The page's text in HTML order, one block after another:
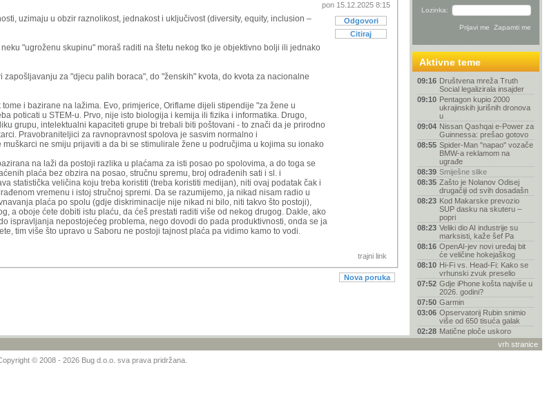
pon 15.12.2025 8:15
Odgovori
Citiraj
uzimaju u obzir raznolikost, jednakost i uključivost (diversity, equity, inclusion –
"ugroženu skupinu" moraš raditi na štetu nekog tko je objektivno bolji ili jednako
za "djecu palih boraca", do "ženskih" kvota, do kvota za nacionalne
i bazirane na lažima. Evo, primjerice, Oriflame dijeli stipendije "za žene u
poticati u STEM-u. Prvo, nije isto biologija i kemija ili fizika i informatika. Drugo,
grupu, intelektualni kapaciteti grupe bi trebali biti poštovani - to znači da je prirodno
Pravobraniteljici za ravnopravnost spolova je sasvim normalno i
ne smiju prijaviti a da bi se stimulirale žene u područjima u kojima su ionako
na laži da postoji razlika u plaćama za isti posao po spolovima, a do toga se
plaća bez obzira na posao, stručnu spremu, broj odrađenih sati i sl. i
statistička veličina koju treba koristiti (treba koristiti medijan), niti ovaj podatak čak i
vremenu i istoj stručnoj spremi. Da se razumijemo, ja nikad nisam radio u
plaća po spolu (gdje diskriminacije nije nikad ni bilo, niti takvo što postoji),
a oboje ćete dobiti istu plaću, da ćeš prestati raditi više od nekog drugog. Dakle, ako
ispravljanja nepostojećeg problema, nego dovodi do pada produktivnosti, onda se ja
tim više što upravo u Saboru ne postoji tajnost plaća pa vidimo kamo to vodi.
trajni link
Nova poruka
Lozinka:
Aktivne teme
09:16 Društvena mreža Truth
Social legalizirala insajder
09:10 Pentagon kupio 2000
ukrajinskih jurišnih dronova
u
09:04 Nissan Qashqai e-Power za
Guinnessa: prešao gotovo
08:55 Spider-Man "napao" vozače
BMW-a reklamom na
ugrađe
08:39 Smiješne slike
08:35 Zašto je Nolanov Odisej
drugačiji od svih dosadašn
08:23 Kod Makarske prevozio
SUP dasku na skuteru –
popri
08:23 Veliki dio AI industrije su
marksisti, kaže šef Pa
08:16 OpenAI-jev novi uređaj bit
će veličine hokejaškog
08:10 Hi-Fi vs. Head-Fi: Kako se
vrhunski zvuk preselio
07:52 Gdje iPhone košta najviše u
2026. godini?
07:50 Garmin
03:06 Opservatorij Rubin snimio
više od 650 tisuća galak
02:28 Matične ploče uskoro
poskupljuju za 50 %?
02:23 AI drži američko
vrh stranice
© 2008 - 2026 Bug d.o.o. sva prava pridržana.